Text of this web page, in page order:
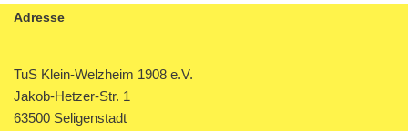
Adresse
TuS Klein-Welzheim 1908 e.V.
Jakob-Hetzer-Str. 1
63500 Seligenstadt